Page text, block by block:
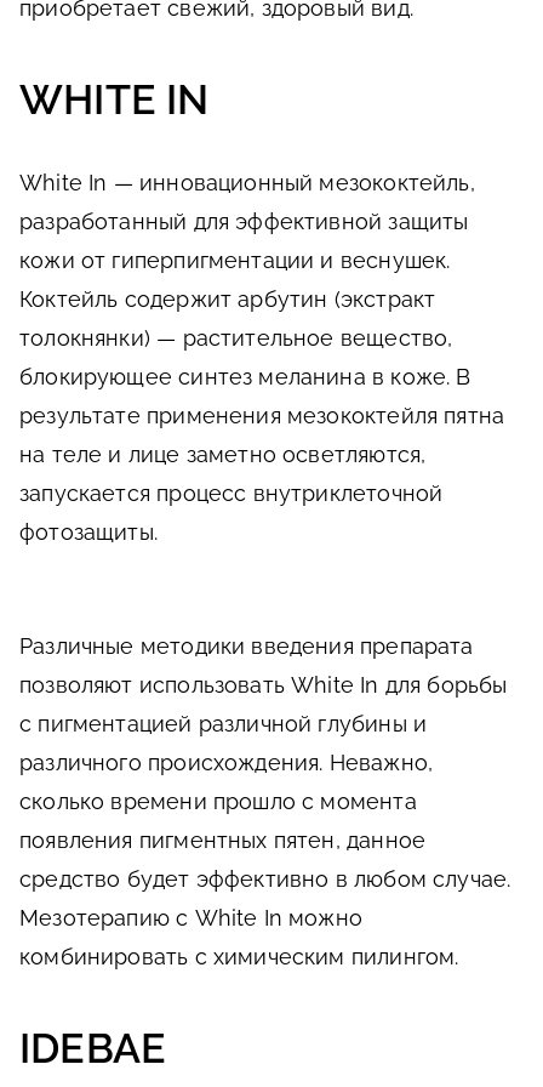
приобретает свежий, здоровый вид.
WHITE IN
White In — инновационный мезококтейль,
разработанный для эффективной защиты
кожи от гиперпигментации и веснушек.
Коктейль содержит арбутин (экстракт
толокнянки) — растительное вещество,
блокирующее синтез меланина в коже. В
результате применения мезококтейля пятна
на теле и лице заметно осветляются,
запускается процесс внутриклеточной
фотозащиты.
Различные методики введения препарата
позволяют использовать White In для борьбы
с пигментацией различной глубины и
различного происхождения. Неважно,
сколько времени прошло с момента
появления пигментных пятен, данное
средство будет эффективно в любом случае.
Мезотерапию с White In можно
комбинировать с химическим пилингом.
IDEBAE